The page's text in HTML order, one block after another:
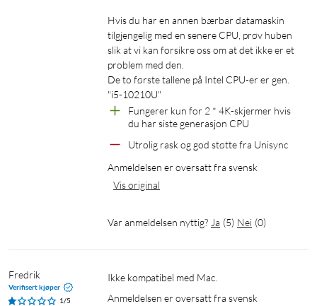
Hvis du har en annen bærbar datamaskin
tilgjengelig med en senere CPU, prøv huben
slik at vi kan forsikre oss om at det ikke er et
problem med den.
De to første tallene på Intel CPU-er er gen.
"i5-10210U"
Fungerer kun for 2 * 4K-skjermer hvis
du har siste generasjon CPU
Utrolig rask og god støtte fra Unisync
Anmeldelsen er oversatt fra svensk
Vis original
Var anmeldelsen nyttig? Ja (5) Nei (0)
Fredrik
Verifisert kjøper
1/5
Ikke kompatibel med Mac.
Anmeldelsen er oversatt fra svensk